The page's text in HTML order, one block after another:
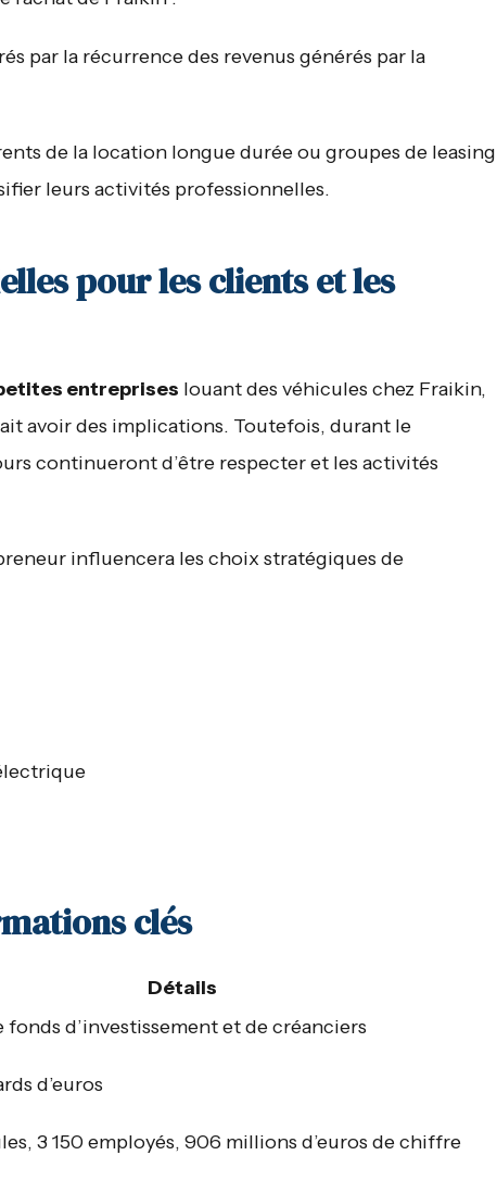
par la récurrence des revenus générés par la
de la location longue durée ou groupes de leasing
leurs activités professionnelles.
pour les clients et les
entreprises louant des véhicules chez Fraikin,
avoir des implications. Toutefois, durant le
continueront d’être respecter et les activités
influencera les choix stratégiques de
clés
Détails
d’investissement et de créanciers
d’euros
3 150 employés, 906 millions d’euros de chiffre